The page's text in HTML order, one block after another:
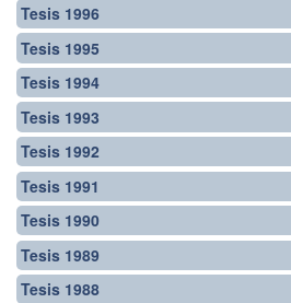
Tesis 1996
Tesis 1995
Tesis 1994
Tesis 1993
Tesis 1992
Tesis 1991
Tesis 1990
Tesis 1989
Tesis 1988